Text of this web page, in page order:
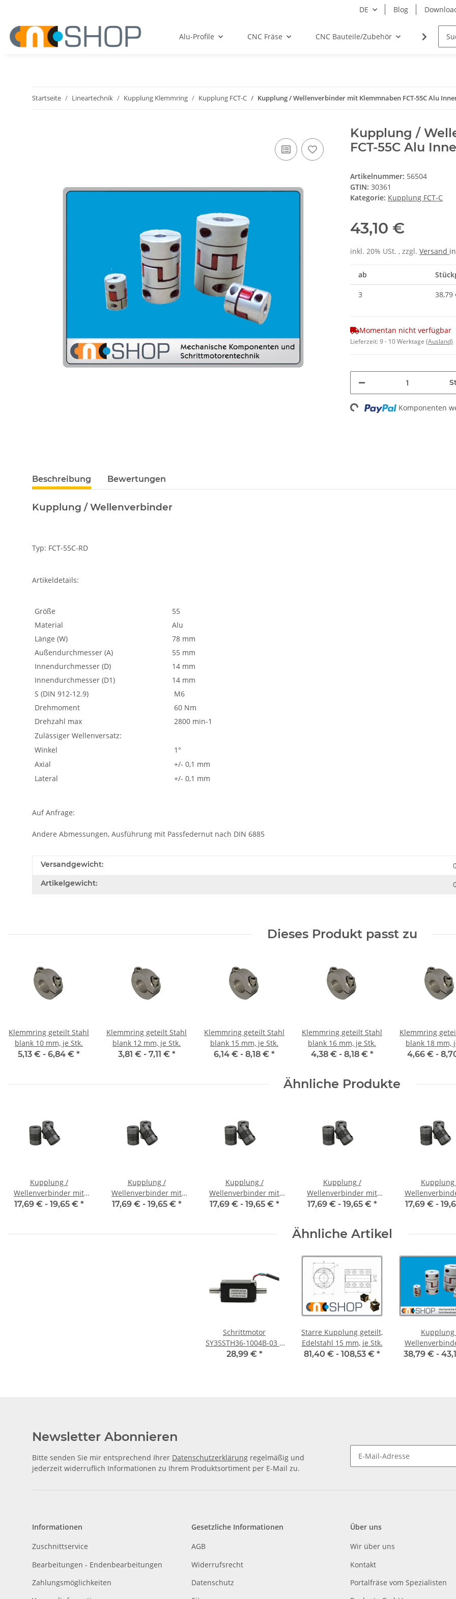
DE Blog
Alu-Profile CNC Fräse CNC Bauteile/Zubehör Elektro
Startseite Lineartechnik Kupplung Klemmring Kupplung FCT-C Kupplung / Wellenverbinder mit Klemmnaben FCT-55C Alu
Kupplung /
FCT-55C Alu
Artikelnummer: 56504
GTIN: 30361
Kategorie: Kupplung FCT-C
43,10 €
inkl. 20% USt. , zzgl. Versand
ab
3 38,79
Momentan nicht verfügbar
Lieferzeit:9 - 10 Werktage (Ausland)
Loading... Komponenten
Beschreibung Bewertungen
Kupplung / Wellenverbinder
Typ: FCT-55C-RD
Artikeldetails:
Größe
55
Material
Alu
Länge (W)
78 mm
Außendurchmesser (A)
55 mm
Innendurchmesser (D)
14 mm
Innendurchmesser (D1)
14 mm
S (DIN 912-12.9)
M6
Drehmoment
60 Nm
Drehzahl max
2800 min-1
Zulässiger Wellenversatz:
Winkel
1°
Axial
+/- 0,1 mm
Lateral
+/- 0,1 mm
Auf Anfrage:
Andere Abmessungen, Ausführung mit Passfedernut nach DIN 6885
Versandgewicht:
Artikelgewicht:
Dieses Produkt passt zu
Klemmring geteilt Stahl
blank 10 mm, je Stk.
5,13 € - 6,84 € *
Klemmring geteilt Stahl
blank 12 mm, je Stk.
3,81 € - 7,11 € *
Klemmring geteilt Stahl
blank 15 mm, je Stk.
6,14 € - 8,18 € *
Klemmring geteilt Stahl
blank 16 mm, je Stk.
4,38 € - 8,18 € *
Klemmring
blank 18 mm,
4,66 € -
Ähnliche Produkte
Kupplung /
Wellenverbinder mit
Klemmnaben WSV-K 16
17,69 € - 19,65 € *
Kupplung /
Wellenverbinder mit
Klemmnaben WSV-K 16
17,69 € - 19,65 € *
Kupplung /
Wellenverbinder mit
Klemmnaben WSV-K 16
17,69 € - 19,65 € *
Kupplung /
Wellenverbinder mit
Klemmnaben WSV-K 16
17,69 € - 19,65 € *
Kupplung
Klemmnaben
17,69 € -
Ähnliche Artikel
Schrittmotor
SY35STH36-1004B-03 –
NEMA 14 1,0A 36mm
28,99 € *
Starre Kupplung geteilt,
Edelstahl 15 mm, je Stk.
81,40 € - 108,53 € *
Kupplung
Klemmnaben
38,79 € -
Newsletter Abonnieren
Bitte senden Sie mir entsprechend Ihrer Datenschutzerklärung regelmäßig und
jederzeit widerruflich Informationen zu Ihrem Produktsortiment per E-Mail zu.
Informationen
Zuschnittservice
Bearbeitungen - Endenbearbeitungen
Zahlungsmöglichkeiten
Gesetzliche Informationen
AGB
Widerrufsrecht
Datenschutz
Über uns
Wir über uns
Kontakt
Portalfräse vom Spezialisten